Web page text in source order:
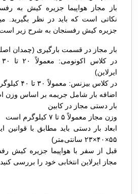
باز مجاز هواپیما جزیره کیش به
نکاتی است که باید در نظر بگیرید.
جزیره کیش رفسنجان به شرح زیر
بار مجاز در قسمت بارگیری (چمدان
ایرلاین)
در کلاس بیزنس: معمولاً ۳۰ تا ۴۰ کیلوگرم
اضافه بار شامل جریمه بر اساس وزن
بار دستی مجاز در کابین
وزن مجاز معمولاً ۵ تا ۷ کیلوگرم است
ابعاد بار دستی باید مطابق با قوانین
۵۵×۴۰×۲۳ سانتی‌متر)
قبل از سفر با هواپیما جزیره کیش
مجاز ایرلاین انتخابی خود را بررسی